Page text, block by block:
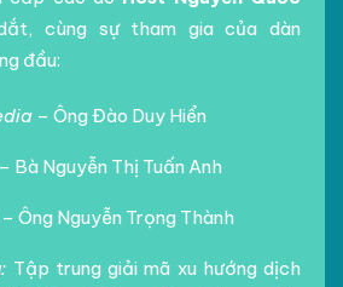
cùng sự tham gia của dàn
đầu:
– Ông Đào Duy Hiển
– Bà Nguyễn Thị Tuấn Anh
– Ông Nguyễn Trọng Thành
Tập trung giải mã xu hướng dịch